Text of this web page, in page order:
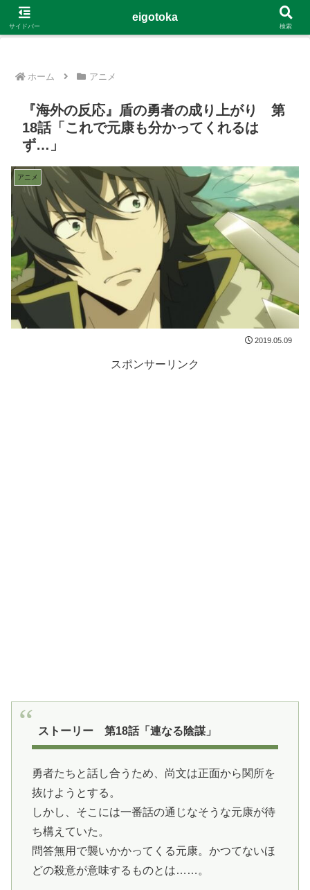
G-4Y8348WE8B
ホーム アニメ
『海外の反応』盾の勇者の成り上がり 第
18話「これで元康も分かってくれるは
ず…」
アニメ
2019.05.09
スポンサーリンク
ストーリー 第18話「連なる陰謀」
勇者たちと話し合うため、尚文は正面から関所を
抜けようとする。
しかし、そこには一番話の通じなそうな元康が待
ち構えていた。
問答無用で襲いかかってくる元康。かつてないほ
どの殺意が意味するものとは……。
サイドバー
eigotoka
検索